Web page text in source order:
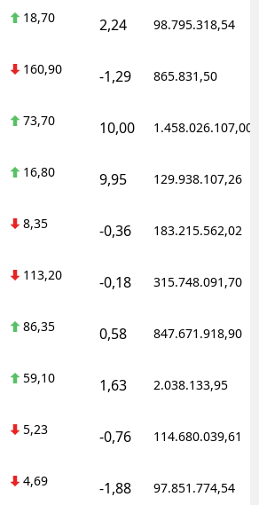
18,70 2,24 98.795.318,54
160,90 -1,29 865.831,50
73,70 10,00 1.458.026.107,00
16,80 9,95 129.938.107,26
8,35 -0,36 183.215.562,02
113,20 -0,18 315.748.091,70
86,35 0,58 847.671.918,90
59,10 1,63 2.038.133,95
5,23 -0,76 114.680.039,61
4,69 -1,88 97.851.774,54